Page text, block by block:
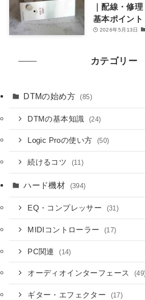
｜配線・修
基本ポイント
2026年5月13日
カテゴリー
DTMの始め方 (85)
DTMの基本知識 (24)
Logic Proの使い方 (50)
続けるコツ (11)
ハード機材 (394)
EQ・コンプレッサー (31)
MIDIコントローラー (17)
PC関連 (14)
オーディオインターフェース
ギター・エフェクター (17)